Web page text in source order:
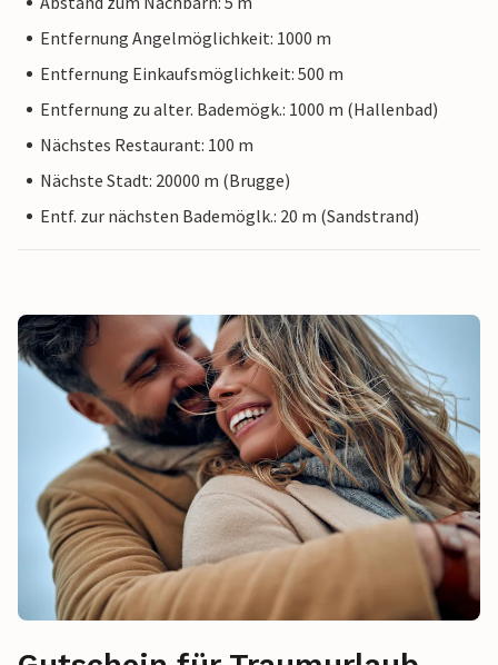
Entfernung Angelmöglichkeit: 1000 m
Entfernung Einkaufsmöglichkeit: 500 m
Entfernung zu alter. Bademögk.: 1000 m (Hallenbad)
Nächstes Restaurant: 100 m
Nächste Stadt: 20000 m (Brugge)
Entf. zur nächsten Bademöglk.: 20 m (Sandstrand)